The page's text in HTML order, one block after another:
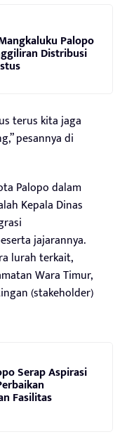
Palopo
Distribusi
terus kita jaga
pesannya di
Palopo dalam
Kepala Dinas
jajarannya.
lurah terkait,
Wara Timur,
(stakeholder)
Serap Aspirasi
Fasilitas